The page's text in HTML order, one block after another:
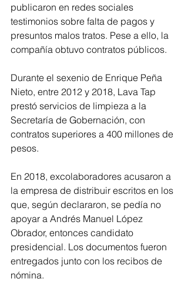
publicaron en redes sociales
testimonios sobre falta de pagos y
presuntos malos tratos. Pese a ello, la
compañía obtuvo contratos públicos.
Durante el sexenio de Enrique Peña
Nieto, entre 2012 y 2018, Lava Tap
prestó servicios de limpieza a la
Secretaría de Gobernación, con
contratos superiores a 400 millones de
pesos.
En 2018, excolaboradores acusaron a
la empresa de distribuir escritos en los
que, según declararon, se pedía no
apoyar a Andrés Manuel López
Obrador, entonces candidato
presidencial. Los documentos fueron
entregados junto con los recibos de
nómina.